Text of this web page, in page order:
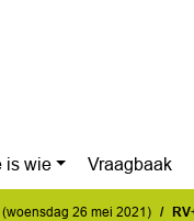
is wie Vraagbaak
26 mei 2021)